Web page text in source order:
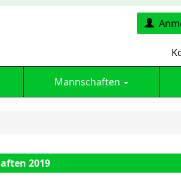
Mannschaften
2019